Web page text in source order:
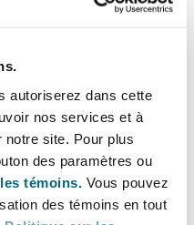
autoriserez dans cette
nos services et à
site. Pour plus
des paramètres ou
témoins. Vous pouvez
des témoins en tout
Bill 2023:
evictions will